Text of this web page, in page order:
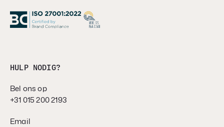
HULP NODIG?
Bel ons op
+31 015 200 2193
Email